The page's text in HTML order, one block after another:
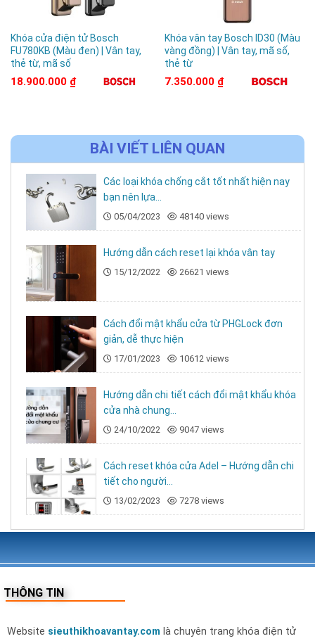
Khóa cửa điện tử Bosch
FU780KB (Màu đen) | Vân tay,
thẻ từ, mã số
18.900.000 ₫
Khóa vân tay Bosch ID30 (Màu
vàng đồng) | Vân tay, mã số,
thẻ từ
7.350.000 ₫
BÀI VIẾT LIÊN QUAN
Các loại khóa chống cắt tốt nhất hiện nay
bạn nên lựa...
05/04/2023 48140 views
Hướng dẫn cách reset lại khóa vân tay
15/12/2022 26621 views
Cách đổi mật khẩu cửa từ PHGLock đơn
giản, dễ thực hiện
17/01/2023 10612 views
Hướng dẫn chi tiết cách đổi mật khẩu khóa
cửa nhà chung...
24/10/2022 9047 views
Cách reset khóa cửa Adel – Hướng dẫn chi
tiết cho người...
13/02/2023 7278 views
THÔNG TIN
Website sieuthikhoavantay.com là chuyên trang khóa điện tử